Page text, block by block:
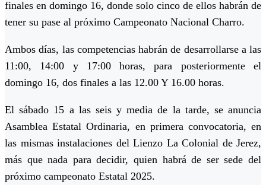
finales en domingo 16, donde solo cinco de ellos habrán de
tener su pase al próximo Campeonato Nacional Charro.
Ambos días, las competencias habrán de desarrollarse a las
11:00, 14:00 y 17:00 horas, para posteriormente el
domingo 16, dos finales a las 12.00 Y 16.00 horas.
El sábado 15 a las seis y media de la tarde, se anuncia
Asamblea Estatal Ordinaria, en primera convocatoria, en
las mismas instalaciones del Lienzo La Colonial de Jerez,
más que nada para decidir, quien habrá de ser sede del
próximo campeonato Estatal 2025.